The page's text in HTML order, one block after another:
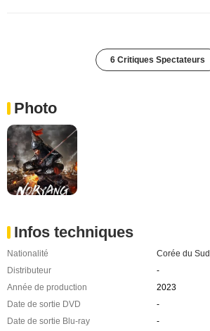
6 Critiques Spectateurs
Photo
Infos techniques
Nationalité
Corée du Sud
Distributeur
-
Année de production
2023
Date de sortie DVD
-
Date de sortie Blu-ray
-